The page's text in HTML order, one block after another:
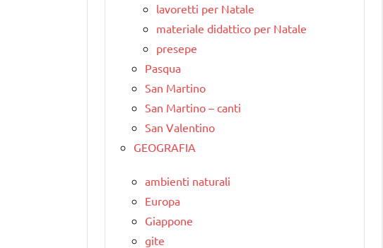
lavoretti per Natale
materiale didattico per Natale
presepe
Pasqua
San Martino
San Martino – canti
San Valentino
GEOGRAFIA
ambienti naturali
Europa
Giappone
gite